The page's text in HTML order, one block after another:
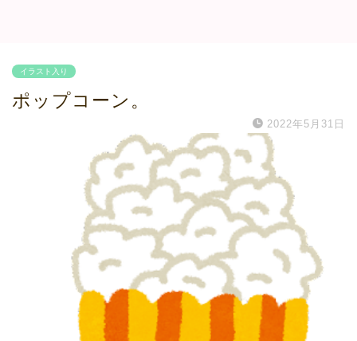
イラスト入り
ポップコーン。
2022年5月31日